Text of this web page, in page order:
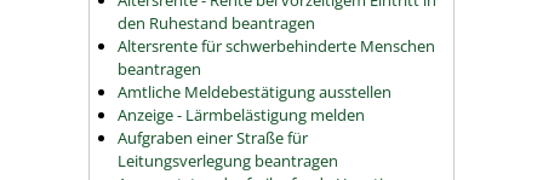
den Ruhestand beantragen
Altersrente für schwerbehinderte Menschen
beantragen
Amtliche Meldebestätigung ausstellen
Anzeige - Lärmbelästigung melden
Aufgraben einer Straße für
Leitungsverlegung beantragen